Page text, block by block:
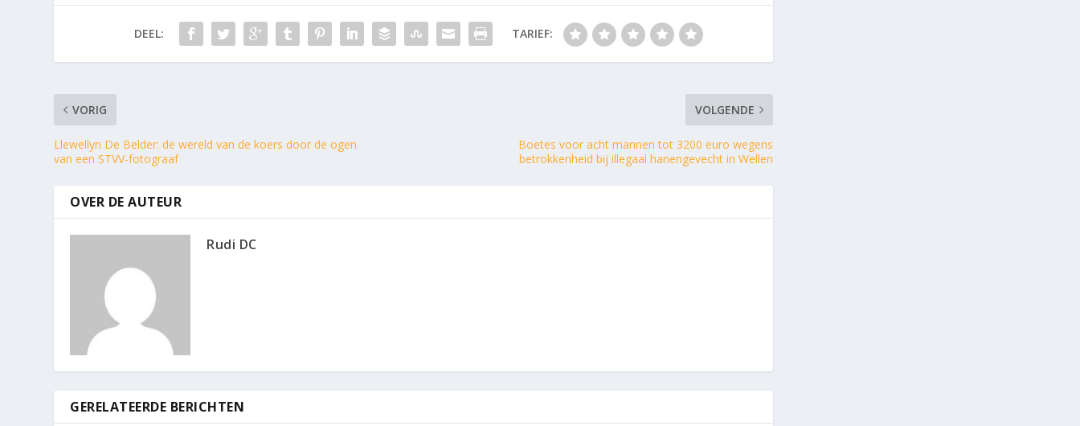
DEEL: TARIEF:
VORIG
Llewellyn De Belder: de wereld van de koers door de ogen
van een STVV-fotograaf
VOLGENDE
Boetes voor acht mannen tot 3200 euro wegens
betrokkenheid bij illegaal hanengevecht in Wellen
OVER DE AUTEUR
Rudi DC
GERELATEERDE BERICHTEN